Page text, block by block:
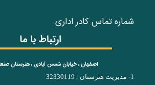
شماره تماس کادر اداری
اصفهان ، خیابان شمس آبادی ، هنرستان
1- مدیریت هنرستان : 32330119